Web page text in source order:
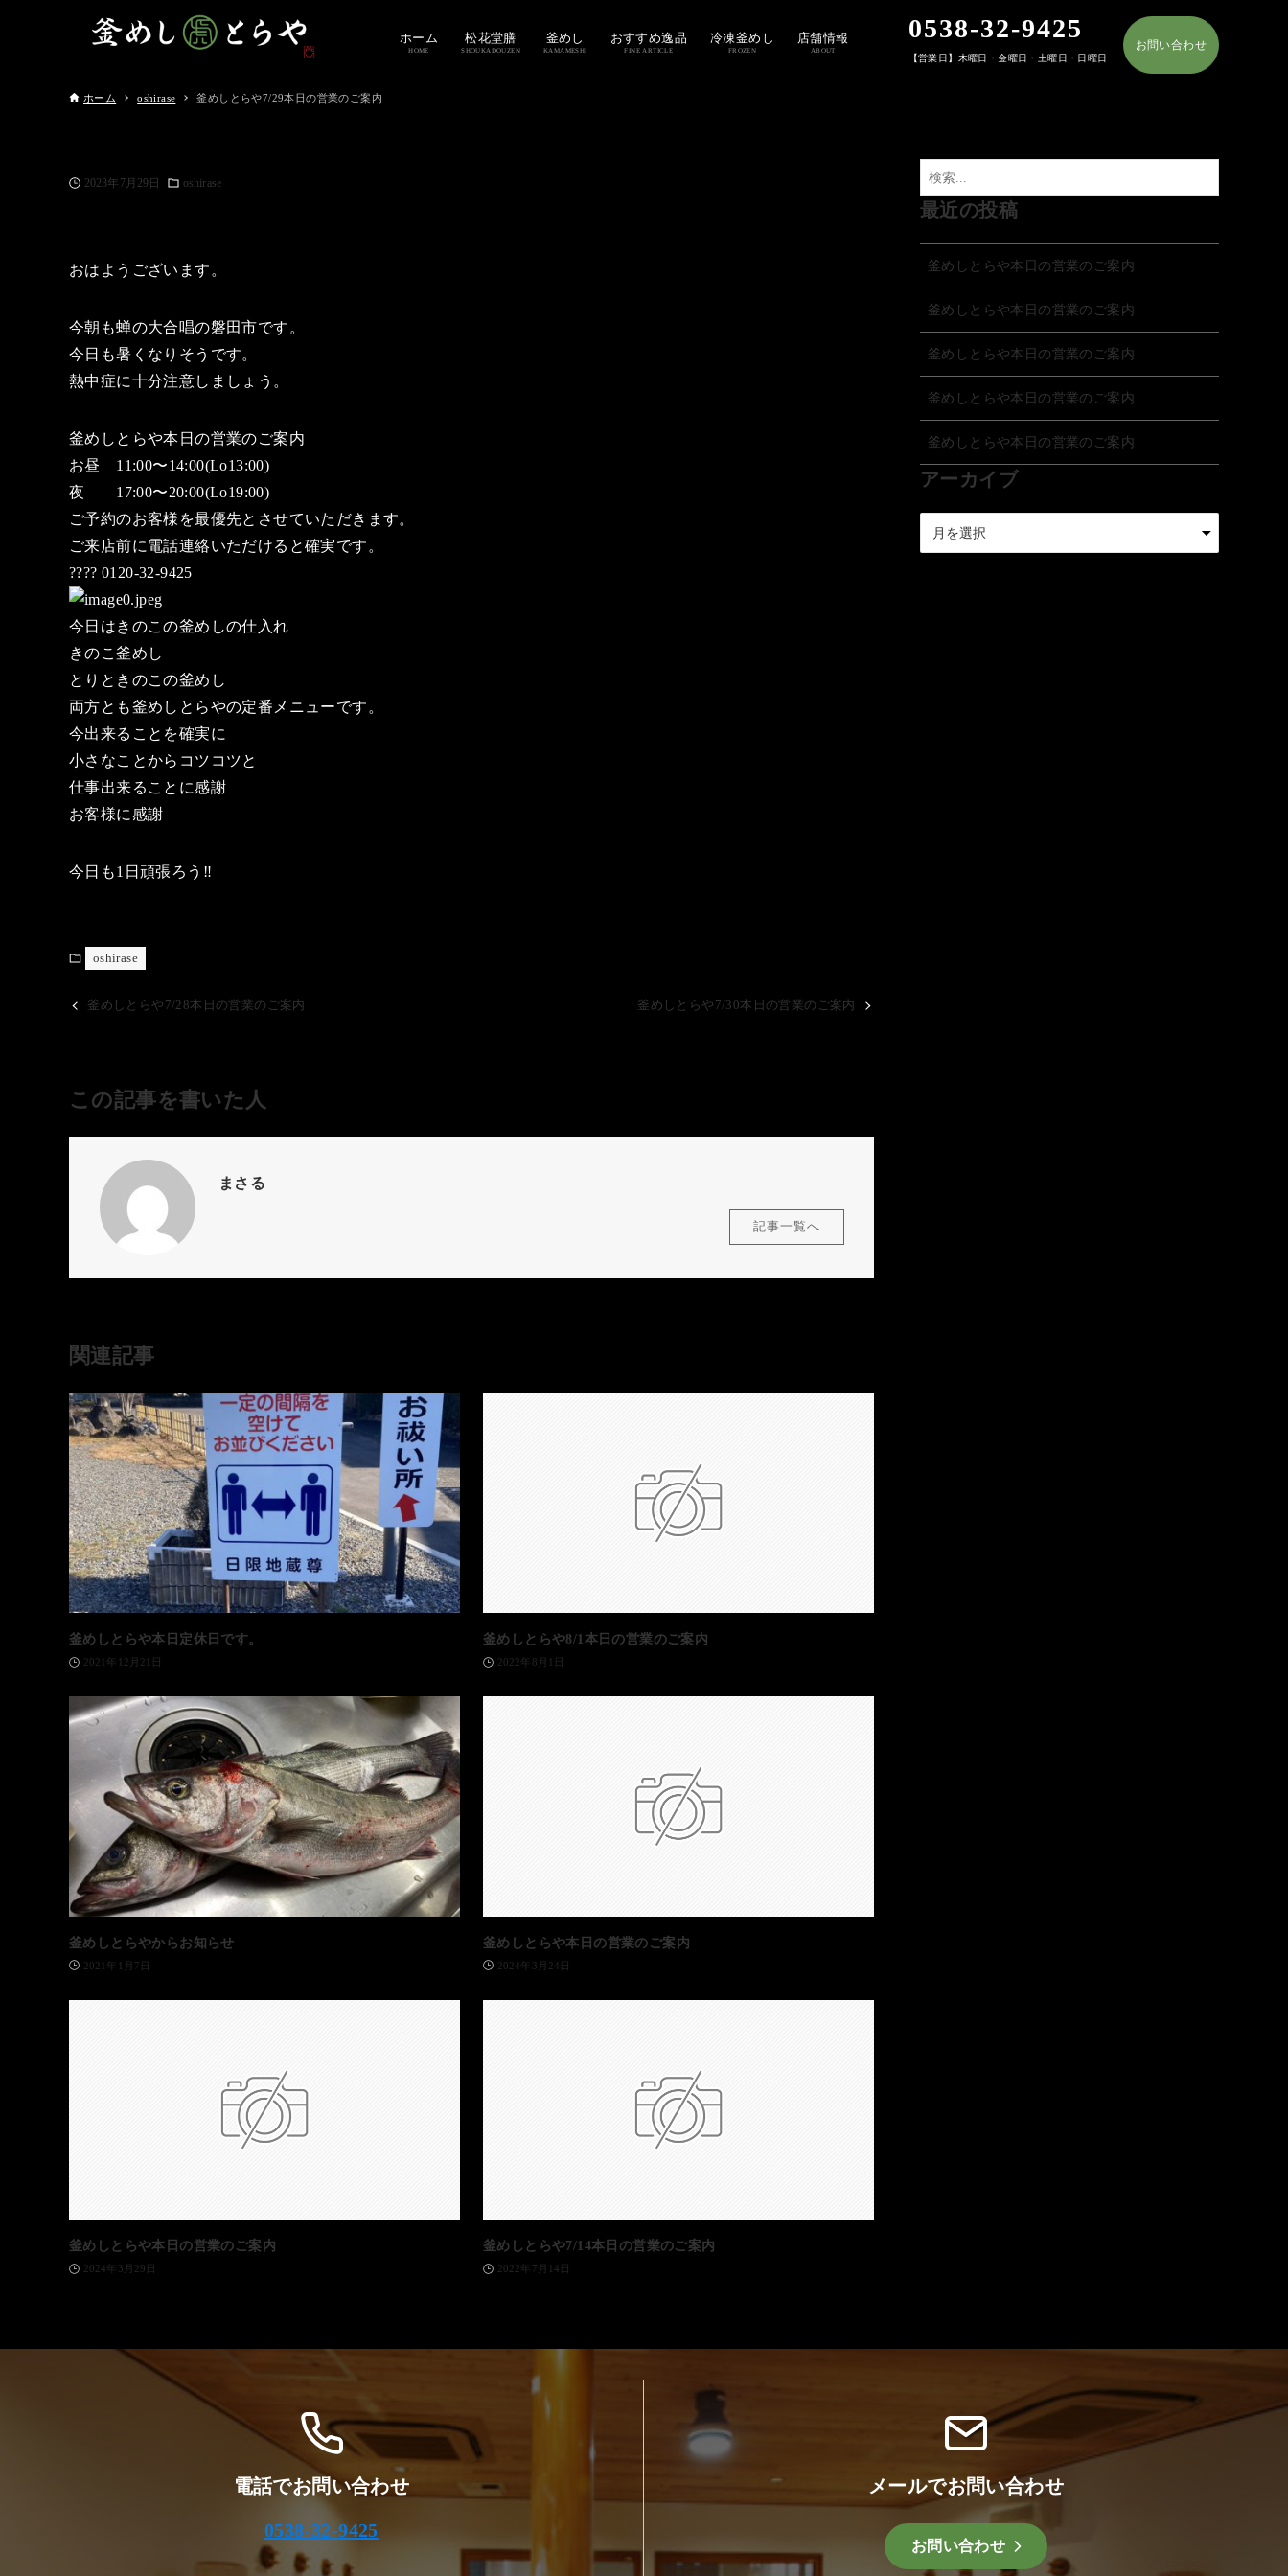
ホーム
HOME
松花堂膳
SHOUKADOUZEN
釜めし
KAMAMESHI
おすすめ逸品
FINE ARTICLE
冷凍釜めし
FROZEN
店舗情報
ABOUT
0538-32-9425
【営業日】木曜日・金曜日・土曜日・日曜日
お問い合わせ
ホーム oshirase 釜めしとらや7/29本日の営業のご案内
2023年7月29日 oshirase
おはようございます。
今朝も蝉の大合唱の磐田市です。
今日も暑くなりそうです。
熱中症に十分注意しましょう。
釜めしとらや本日の営業のご案内
お昼 11:00〜14:00(Lo13:00)
夜 17:00〜20:00(Lo19:00)
ご予約のお客様を最優先とさせていただきます。
ご来店前に電話連絡いただけると確実です。
???? 0120-32-9425
今日はきのこの釜めしの仕入れ
きのこ釜めし
とりときのこの釜めし
両方とも釜めしとらやの定番メニューです。
今出来ることを確実に
小さなことからコツコツと
仕事出来ることに感謝
お客様に感謝
今日も1日頑張ろう‼️
oshirase
釜めしとらや7/28本日の営業のご案内 釜めしとらや7/30本日の営業のご案内
この記事を書いた人
まさる
記事一覧へ
関連記事
釜めしとらや本日定休日です。
2021年12月21日
釜めしとらや8/1本日の営業のご案内
2022年8月1日
釜めしとらやからお知らせ
2021年1月7日
釜めしとらや本日の営業のご案内
2024年3月24日
釜めしとらや本日の営業のご案内
2024年3月29日
釜めしとらや7/14本日の営業のご案内
2022年7月14日
最近の投稿
釜めしとらや本日の営業のご案内
釜めしとらや本日の営業のご案内
釜めしとらや本日の営業のご案内
釜めしとらや本日の営業のご案内
釜めしとらや本日の営業のご案内
アーカイブ
電話でお問い合わせ
0538-32-9425
メールでお問い合わせ
お問い合わせ